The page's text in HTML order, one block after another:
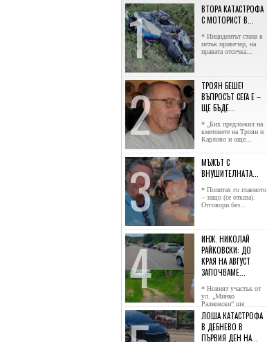
ВТОРА КАТАСТРОФА
С МОТОРИСТ В...
* Инцидентът стана в
петък привечер, на
правата отсечка...
ТРОЯН БЕШЕ!
ВЪПРОСЪТ СЕГА Е –
ЩЕ БЪДЕ...
* „Бих предложил на
кметовете на Троян и
Карлово и още...
МЪЖЪТ С
ВНУШИТЕЛНАТА...
* Попитах го главното
– защо (се отказа).
Отговори без...
ИНЖ. НИКОЛАЙ
РАЙКОВСКИ: ДО
КРАЯ НА АВГУСТ
ЗАПОЧВАМЕ...
* Новият участък от
ул. „Минко
Радковски“ ще
достигне жк...
ЛОША КАТАСТРОФА
В ДЕБНЕВО В
ПЪРВИЯ ДЕН НА...